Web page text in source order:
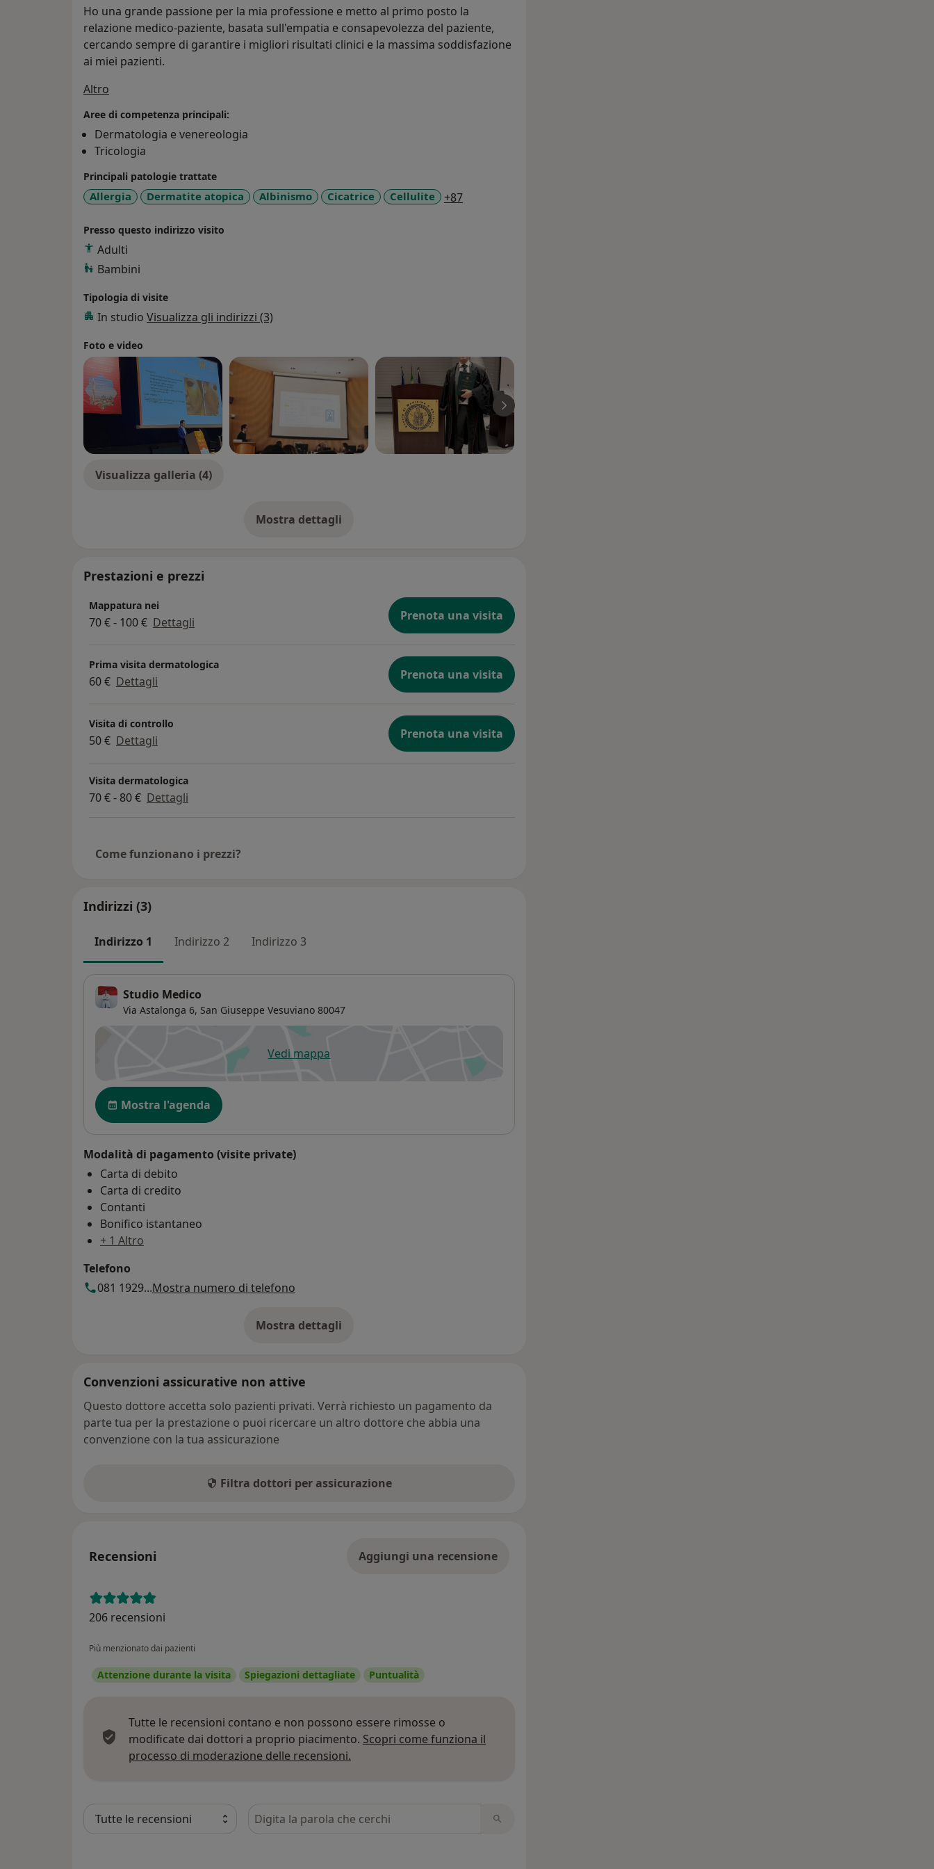
Ho una grande passione per la mia professione e metto al primo posto la
relazione medico-paziente, basata sull'empatia e consapevolezza del paziente,
cercando sempre di garantire i migliori risultati clinici e la massima soddisfazione
ai miei pazienti.
Altro
Aree di competenza principali:
Dermatologia e venereologia
Tricologia
Principali patologie trattate
Allergia Dermatite atopica Albinismo Cicatrice Cellulite +87a11y_sr_more_diseases
Presso questo indirizzo visito
Adulti
Bambini
Tipologia di visite
In studio Visualizza gli indirizzi (3)
Foto e video
Visualizza galleria (4)
Mostra dettagli
sull'esperienza
Prestazioni e prezzi
Mappatura nei
70 € - 100 € Dettagli Prenota una visita
Prima visita dermatologica
60 € Dettagli Prenota una visita
Visita di controllo
50 € Dettagli Prenota una visita
Visita dermatologica
70 € - 80 € Dettagli
Come funzionano i prezzi?
Indirizzi (3)
Indirizzo 1 Indirizzo 2 Indirizzo 3
Studio Medico
Via Astalonga 6, San Giuseppe Vesuviano 80047
Vedi mappasi apre in una nuova scheda
Disponibilità
Mostra l'agenda
Modalità di pagamento (visite private)
Carta di debito
Carta di credito
Contanti
Bonifico istantaneo
+ 1 Altro
Telefono
081 1929...Mostra numero di telefono
Mostra dettagli
sull'indirizzo
Convenzioni assicurative non attive
Questo dottore accetta solo pazienti privati. Verrà richiesto un pagamento da
parte tua per la prestazione o puoi ricercare un altro dottore che abbia una
convenzione con la tua assicurazione
Filtra dottori per assicurazione
Recensioni Aggiungi una recensione
206 recensioni
Più menzionato dai pazienti
Attenzione durante la visita Spiegazioni dettagliate Puntualità
Tutte le recensioni contano e non possono essere rimosse o
modificate dai dottori a proprio piacimento. Scopri come funziona il
processo di moderazione delle recensioni.
Cerca nelle recensioni